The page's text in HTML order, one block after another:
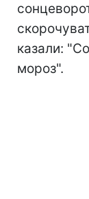
казали:
мороз".